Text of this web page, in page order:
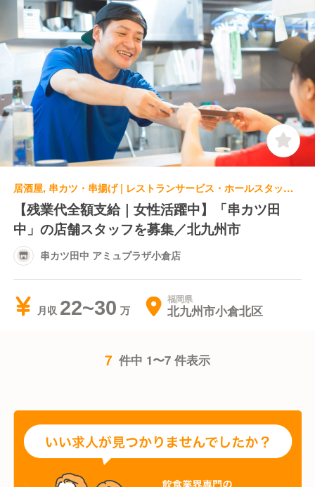
居酒屋, 串カツ・串揚げ | レストランサービス・ホールスタッフ | 串カツ田中 アミュプラザ小倉店
【残業代全額支給｜女性活躍中】「串カツ田
中」の店舗スタッフを募集／北九州市
串カツ田中 アミュプラザ小倉店
月収 22~30 福岡県
北九州市小倉北区
7 件中 1〜7 件表示